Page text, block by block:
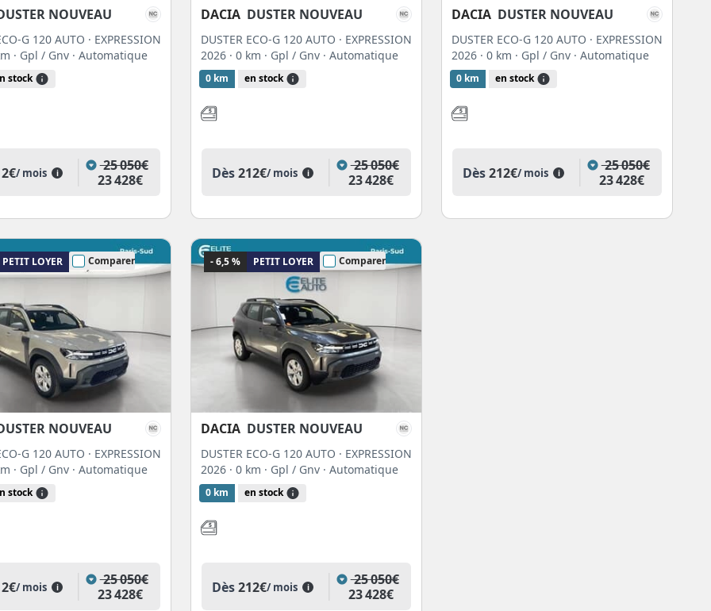
NOUVEAU
G 120 AUTO · EXPRESSION
· Gpl / Gnv · Automatique
stock
/ mois i
25 050€
23 428€
DACIA DUSTER NOUVEAU
DUSTER ECO-G 120 AUTO · EXPRESSION
2026 · 0 km · Gpl / Gnv · Automatique
0 km en stock
Dès212€/ mois i
25 050€
23 428€
DACIA DUSTER NOUVEAU
DUSTER ECO-G 120 AUTO · EXPRESSION
2026 · 0 km · Gpl / Gnv · Automatique
0 km en stock
Dès212€/ mois i
25 050€
23 428€
PETIT LOYER Comparer
NOUVEAU
G 120 AUTO · EXPRESSION
· Gpl / Gnv · Automatique
stock
/ mois i
25 050€
23 428€
- 6,5 % PETIT LOYER Comparer
DACIA DUSTER NOUVEAU
DUSTER ECO-G 120 AUTO · EXPRESSION
2026 · 0 km · Gpl / Gnv · Automatique
0 km en stock
Dès212€/ mois i
25 050€
23 428€